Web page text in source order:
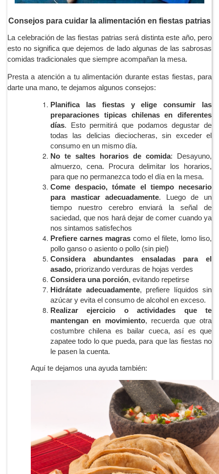
Consejos para cuidar la alimentación en fiestas patrias
La celebración de las fiestas patrias será distinta este año, pero
esto no significa que dejemos de lado algunas de las sabrosas
comidas tradicionales que siempre acompañan la mesa.
Presta a atención a tu alimentación durante estas fiestas, para
darte una mano, te dejamos algunos consejos:
Planifica las fiestas y elige consumir las
preparaciones tipicas chilenas en diferentes
días. Esto permitirá que podamos degustar de
todas las delicias dieciocheras, sin exceder el
consumo en un mismo día.
No te saltes horarios de comida: Desayuno,
almuerzo, cena. Procura delimitar los horarios,
para que no permanezca todo el día en la mesa.
Come despacio, tómate el tiempo necesario
para masticar adecuadamente. Luego de un
tiempo nuestro cerebro enviará la señal de
saciedad, que nos hará dejar de comer cuando ya
nos sintamos satisfechos
Prefiere carnes magras como el filete, lomo liso,
pollo ganso o asiento o pollo (sin piel)
Considera abundantes ensaladas para el
asado, priorizando verduras de hojas verdes
Considera una porción, evitando repetirse
Hidrátate adecuadamente, prefiere líquidos sin
azúcar y evita el consumo de alcohol en exceso.
Realizar ejercicio o actividades que te
mantengan en movimiento, recuerda que otra
costumbre chilena es bailar cueca, así es que
zapatee todo lo que pueda, para que las fiestas no
le pasen la cuenta.
Aquí te dejamos una ayuda también: